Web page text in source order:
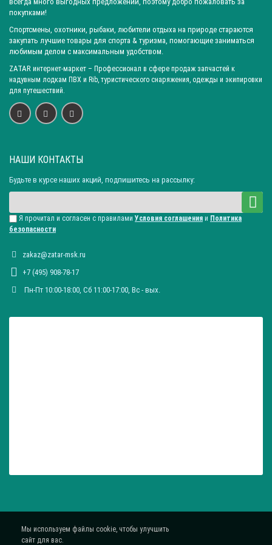
Город: Волгоград
Город: Ростов-на-Дону
Город: Саратов
Город: Иркутск
Город: Барнаул
Город: Тюмень Город: Казань
покупками!
Спортсмены, охотники, рыбаки, любители отдыха на природе стараются
закупать лучшие товары для спорта & туризма, помогающие заниматься
любимым делом с максимальным удобством.
ZATAR интернет-маркет – Профессионал в сфере продаж запчастей к
надувным лодкам ПВХ и Rib, туристического снаряжения, одежды и экипировки
для путешествий.
НАШИ КОНТАКТЫ
Будьте в курсе наших акций, подпишитесь на рассылку:
Я прочитал и согласен с правилами Условия соглашения и Политика
безопасности
zakaz@zatar-msk.ru
+7 (495) 908-78-17
Пн-Пт 10:00-18:00, Сб 11:00-17:00, Вc - вых.
Мы используем файлы cookie, чтобы улучшить
сайт для вас.